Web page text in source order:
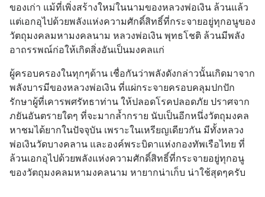
ของเก่า แม้ที่เพิ่งสร้างใหม่ในนามของหลวงพ่อเงิน ล้วนแล้ว
แต่เอกอุไปด้วยพลังแห่งความศักดิ์สิทธิ์ที่กระจายอยู่ทุกอนูของ
วัตถุมงคลมหามงคลนาม หลวงพ่อเงิน พุทธโชติ ล้วนมีพลัง
อาถรรพณ์ก่อให้เกิดสิ่งอันเป็นมงคลแก่
ผู้ครอบครองในทุกๆด้าน เชื่อกันว่าพลังดังกล่าวนั้นเกิดมาจาก
พลังบารมีของหลวงพ่อเงิน ที่แผ่กระจายครอบคลุมปกปัก
รักษาผู้ที่เคารพศรัทธาท่าน ให้ปลอดโรคปลอดภัย ปราศจาก
ภยันอันตรายใดๆ ที่จะมากล้ำกราย นับเป็นอีกหนึ่งวัตถุมงคล
หาชมได้ยากในปัจจุบัน เพราะในเหรียญเดียวกัน มีทั้งหลวง
พ่อเงินวัดบางคลาน และองค์พระบิดาแห่งกองทัพเรือไทย ที่
ล้วนเอกอุไปด้วยพลังแห่งความศักดิ์สิทธิ์ที่กระจายอยู่ทุกอนู
ของวัตถุมงคลมหามงคลนาม หายากน่าเก็บ น่าใช้สุดๆครับ